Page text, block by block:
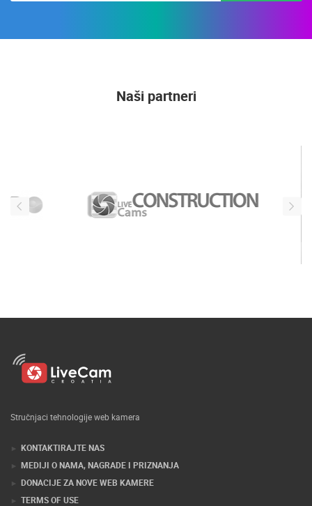
Naši partneri
Stručnjaci tehnologije web kamera
KONTAKTIRAJTE NAS
MEDIJI O NAMA, NAGRADE I PRIZNANJA
DONACIJE ZA NOVE WEB KAMERE
TERMS OF USE